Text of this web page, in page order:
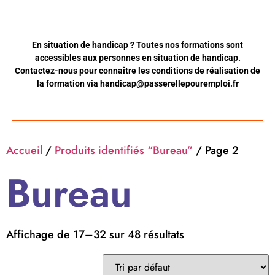
En situation de handicap ? Toutes nos formations sont
accessibles aux personnes en situation de handicap.
Contactez-nous pour connaître les conditions de réalisation de
la formation via handicap@passerellepouremploi.fr
Accueil / Produits identifiés “Bureau” / Page 2
Bureau
Affichage de 17–32 sur 48 résultats